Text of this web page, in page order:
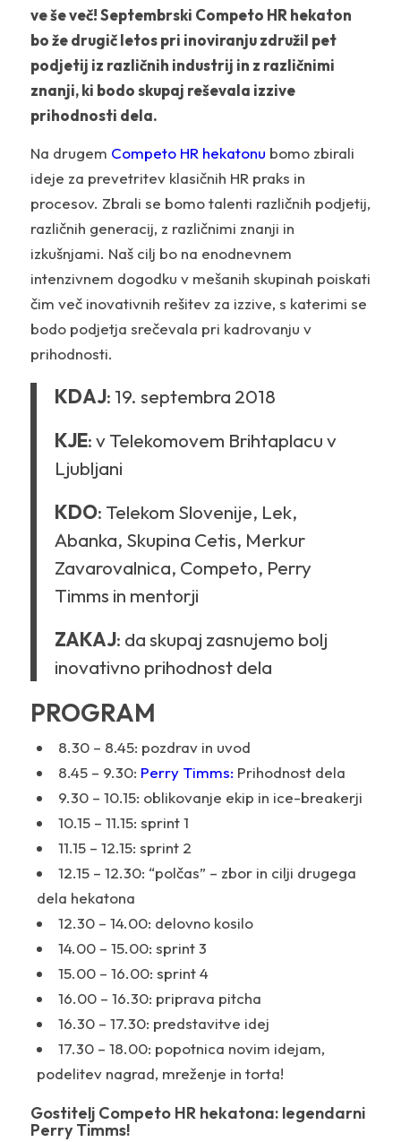
ve še več! Septembrski Competo HR hekaton
bo že drugič letos pri inoviranju združil pet
podjetij iz različnih industrij in z različnimi
znanji, ki bodo skupaj reševala izzive
prihodnosti dela.
Na drugem Competo HR hekatonu bomo zbirali
ideje za prevetritev klasičnih HR praks in
procesov. Zbrali se bomo talenti različnih podjetij,
različnih generacij, z različnimi znanji in
izkušnjami. Naš cilj bo na enodnevnem
intenzivnem dogodku v mešanih skupinah poiskati
čim več inovativnih rešitev za izzive, s katerimi se
bodo podjetja srečevala pri kadrovanju v
prihodnosti.
KDAJ: 19. septembra 2018
KJE: v Telekomovem Brihtaplacu v
Ljubljani
KDO: Telekom Slovenije, Lek,
Abanka, Skupina Cetis, Merkur
Zavarovalnica, Competo, Perry
Timms in mentorji
ZAKAJ: da skupaj zasnujemo bolj
inovativno prihodnost dela
PROGRAM
8.30 – 8.45: pozdrav in uvod
8.45 – 9.30: Perry Timms: Prihodnost dela
9.30 – 10.15: oblikovanje ekip in ice-breakerji
10.15 – 11.15: sprint 1
11.15 – 12.15: sprint 2
12.15 – 12.30: “polčas” – zbor in cilji drugega
dela hekatona
12.30 – 14.00: delovno kosilo
14.00 – 15.00: sprint 3
15.00 – 16.00: sprint 4
16.00 – 16.30: priprava pitcha
16.30 – 17.30: predstavitve idej
17.30 – 18.00: popotnica novim idejam,
podelitev nagrad, mreženje in torta!
Gostitelj Competo HR hekatona: legendarni
Perry Timms!